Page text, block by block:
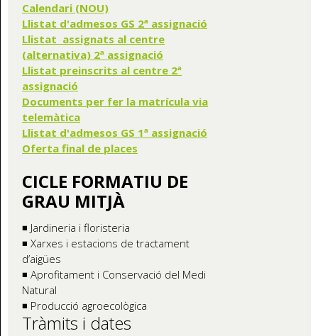
Calendari (NOU)
Llistat d'admesos GS 2ª assignació
Llistat assignats al centre
(alternativa) 2ª assignació
Llistat preinscrits al centre 2ª
assignació
Documents per fer la matrícula via
telemàtica
Llistat d'admesos GS 1ª assignació
Oferta final de places
CICLE FORMATIU DE
GRAU MITJÀ
◾ Jardineria i floristeria
◾ Xarxes i estacions de tractament
d’aigües
◾ Aprofitament i Conservació del Medi
Natural
◾ Producció agroecològica
Tràmits i dates